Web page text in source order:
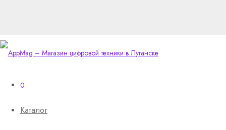
0
Каталог